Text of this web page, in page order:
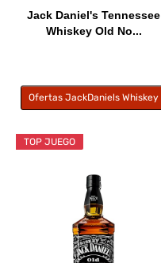
Jack Daniel's Tennessee
Whiskey Old No...
Ofertas JackDaniels Whiskey
TOP JUEGO